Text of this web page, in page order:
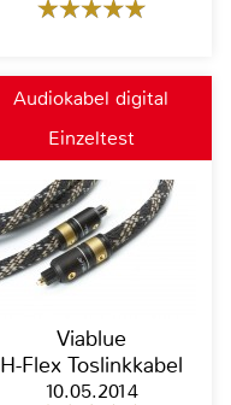
Audiokabel digital
Einzeltest
Viablue
H-Flex Toslinkkabel
10.05.2014